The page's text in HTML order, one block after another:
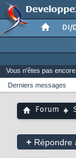
DI/
Vous n'êtes pas
Derniers messages
Forum
+ Répondre